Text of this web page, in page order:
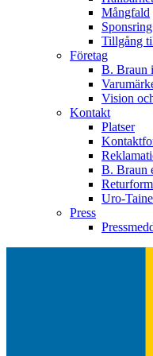
Mångfald
Tillgång
Företag
B. Braun
Vision
Kontakt
Platser
B. Braun
Uro-
Press